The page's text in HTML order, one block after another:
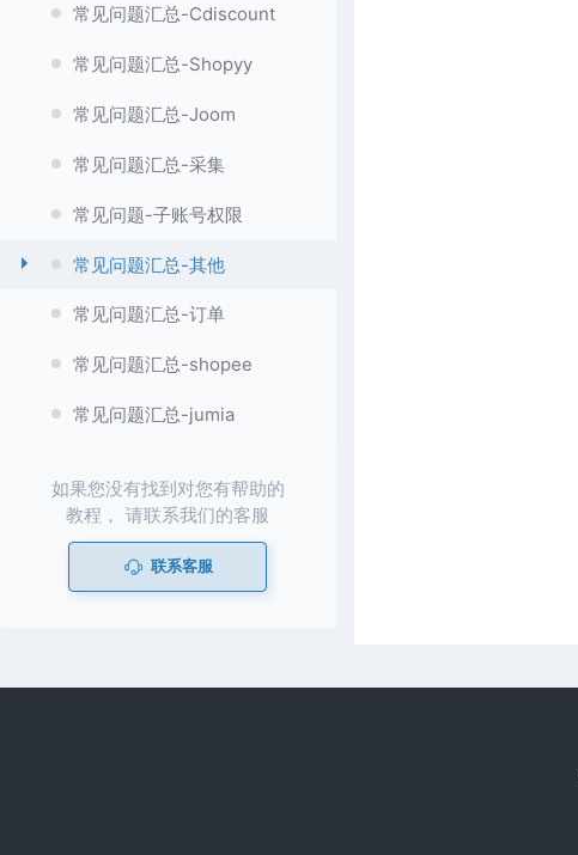
常见问题汇总-Cdiscount
常见问题汇总-Shopyy
常见问题汇总-Joom
常见问题汇总-采集
常见问题-子账号权限
常见问题汇总-其他
常见问题汇总-订单
常见问题汇总-shopee
常见问题汇总-jumia
如果您没有找到对您有帮助的
教程， 请联系我们的客服
联系客服